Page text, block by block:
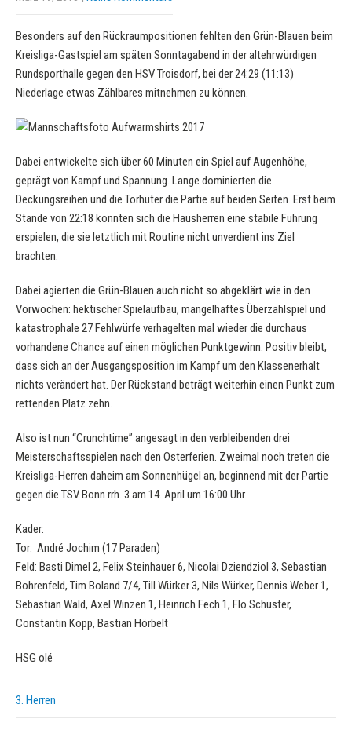
Besonders auf den Rückraumpositionen fehlten den Grün-Blauen beim
Kreisliga-Gastspiel am späten Sonntagabend in der altehrwürdigen
Rundsporthalle gegen den HSV Troisdorf, bei der 24:29 (11:13)
Niederlage etwas Zählbares mitnehmen zu können.
Dabei entwickelte sich über 60 Minuten ein Spiel auf Augenhöhe,
geprägt von Kampf und Spannung. Lange dominierten die
Deckungsreihen und die Torhüter die Partie auf beiden Seiten. Erst beim
Stande von 22:18 konnten sich die Hausherren eine stabile Führung
erspielen, die sie letztlich mit Routine nicht unverdient ins Ziel
brachten.
Dabei agierten die Grün-Blauen auch nicht so abgeklärt wie in den
Vorwochen: hektischer Spielaufbau, mangelhaftes Überzahlspiel und
katastrophale 27 Fehlwürfe verhagelten mal wieder die durchaus
vorhandene Chance auf einen möglichen Punktgewinn. Positiv bleibt,
dass sich an der Ausgangsposition im Kampf um den Klassenerhalt
nichts verändert hat. Der Rückstand beträgt weiterhin einen Punkt zum
rettenden Platz zehn.
Also ist nun “Crunchtime” angesagt in den verbleibenden drei
Meisterschaftsspielen nach den Osterferien. Zweimal noch treten die
Kreisliga-Herren daheim am Sonnenhügel an, beginnend mit der Partie
gegen die TSV Bonn rrh. 3 am 14. April um 16:00 Uhr.
Kader:
Tor: André Jochim (17 Paraden)
Feld: Basti Dimel 2, Felix Steinhauer 6, Nicolai Dziendziol 3, Sebastian
Bohrenfeld, Tim Boland 7/4, Till Würker 3, Nils Würker, Dennis Weber 1,
Sebastian Wald, Axel Winzen 1, Heinrich Fech 1, Flo Schuster,
Constantin Kopp, Bastian Hörbelt
HSG olé
3. Herren